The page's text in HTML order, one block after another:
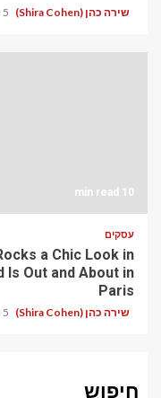
שירה כהן (Shira Cohen) 5 ימים ago
10 min read
עסקים
a Chic Look in
Is Out and About in
Paris
שירה כהן (Shira Cohen) 5 ימים ago
חיפוש